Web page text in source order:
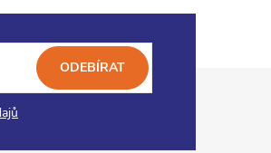
ODEBÍRAT